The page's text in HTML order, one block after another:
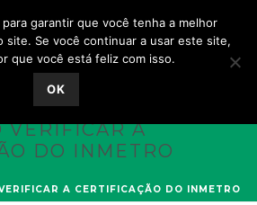
VERIFICAR A
DO INMETRO
A CERTIFICAÇÃO DO INMETRO
garantir que você tenha a melhor
site. Se você continuar a usar este site,
que você está feliz com isso.
OK